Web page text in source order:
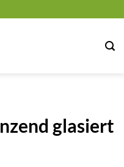
glasiert